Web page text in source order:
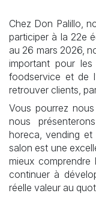
Chez Don Palillo,
participer à la 22e
au 26 mars 2026,
important pour
foodservice et de
retrouver clients,
Vous pourrez
nous
horeca, vending et
salon est une
mieux
continuer à
réelle valeur au